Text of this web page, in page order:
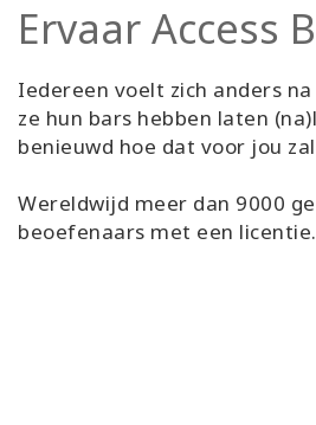
Ervaar Access
Iedereen voelt zich anders
ze hun bars hebben laten
benieuwd hoe dat voor jou
Wereldwijd meer dan 9000
beoefenaars met een licentie.